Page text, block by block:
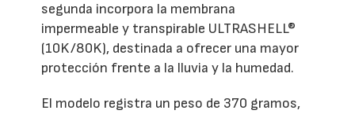
segunda incorpora la membrana
impermeable y transpirable ULTRASHELL®
(10K/80K), destinada a ofrecer una mayor
protección frente a la lluvia y la humedad.
El modelo registra un peso de 370 gramos,